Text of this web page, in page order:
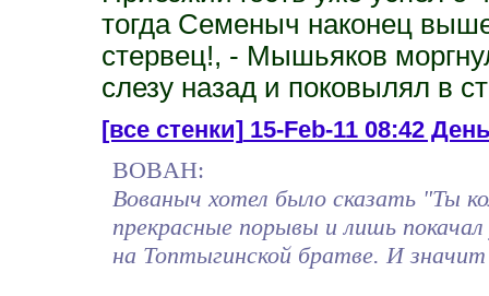
тогда Семеныч наконец
стервец!, - Мышьяков
слезу назад и поковылял в
[все стенки]15-Feb-11 08:42
BOBAH:
Вованыч хотел было сказать "Ты
прекрасные порывы и лишь
на Топтыгинской братве. И